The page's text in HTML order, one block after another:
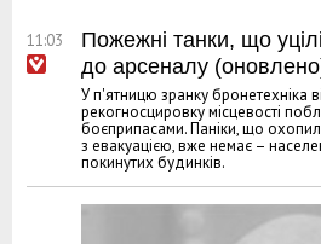
11:03
Пожежні танки, що
до арсеналу
У п'ятницю зранку бронетехніка
рекогносцировку місцевості
боєприпасами. Паніки, що
з евакуацією, вже немає –
покинутих будинків.